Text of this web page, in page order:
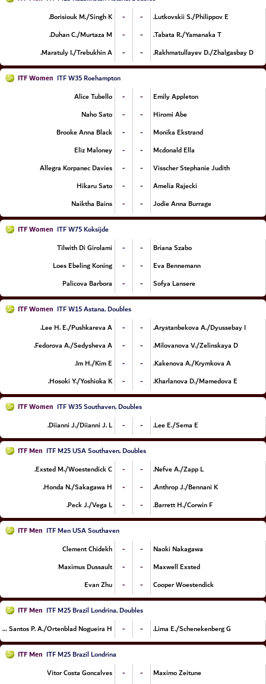
Borisiouk M./Singh K.
- -
Lutkovskii S./Philippov E.
Duhan C./Murtaza M.
- -
Tabata R./Yamanaka T.
Maratuly I./Trebukhin A.
- - Rakhmatullayev D./Zhalgasbay D.
ITF Women ITF W35 Roehampton
Alice Tubello
- -
Emily Appleton
Naho Sato
- -
Hiromi Abe
Brooke Anna Black
- -
Monika Ekstrand
Eliz Maloney
- -
Mcdonald Ella
Allegra Korpanec Davies
- -
Visscher Stephanie Judith
Hikaru Sato
- -
Amelia Rajecki
Naiktha Bains
- - Jodie Anna Burrage
ITF Women ITF W75 Koksijde
Tilwith Di Girolami
- -
Briana Szabo
Loes Ebeling Koning
- -
Eva Bennemann
Palicova Barbora
- - Sofya Lansere
ITF Women ITF W15 Astana, Doubles
Lee H. E./Pushkareva A.
- -
Arystanbekova A./Dyussebay I.
Fedorova A./Sedysheva A.
- -
Milovanova V./Zelinskaya D.
Im H./Kim E.
- -
Kakenova A./Krymkova A.
Hosoki Y./Yoshioka K.
- - Kharlanova D./Mamedova E.
ITF Women ITF W35 Southaven, Doubles
Diianni J./Diianni J. L.
- - Lee E./Sema E.
ITF Men ITF M25 USA Southaven, Doubles
Exsted M./Woestendick C.
- -
Nefve A./Zapp L.
Honda N./Sakagawa H.
- -
Anthrop J./Bennani K.
Peck J./Vega L.
- - Barrett H./Corwin F.
ITF Men ITF Men USA Southaven
Clement Chidekh
- -
Naoki Nakagawa
Maximus Dussault
- -
Maxwell Exsted
Evan Zhu
- - Cooper Woestendick
ITF Men ITF M25 Brazil Londrina, Doubles
De Almeida Santos P. A./Ortenblad Nogueira H.
- - Lima E./Schenekenberg G.
ITF Men ITF M25 Brazil Londrina
Vitor Costa Goncalves
- - Maximo Zeitune